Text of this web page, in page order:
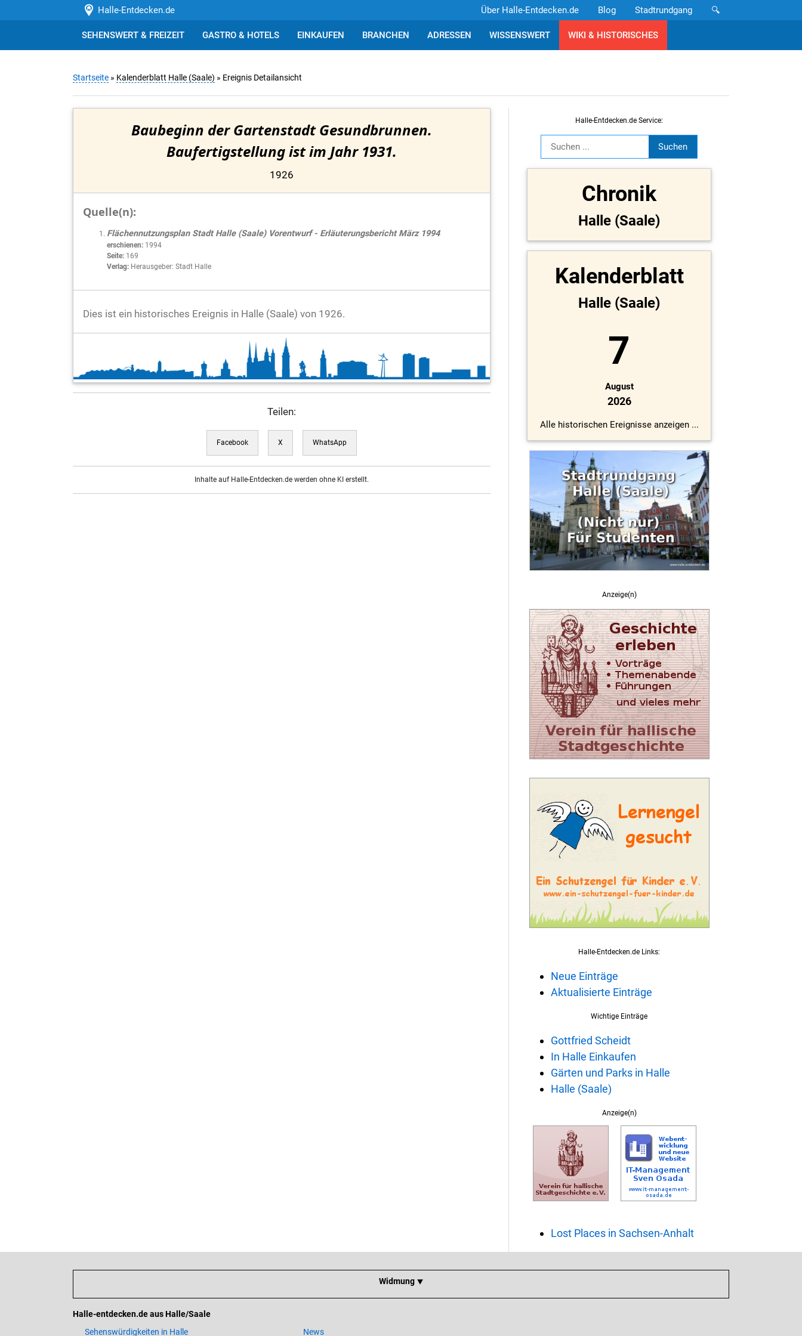
Halle-Entdecken.de 🔍
Stadtrundgang
Blog
Über Halle-Entdecken.de
SEHENSWERT & FREIZEIT GASTRO & HOTELS EINKAUFEN BRANCHEN ADRESSEN WISSENSWERT WIKI & HISTORISCHES
Startseite » Kalenderblatt Halle (Saale) » Ereignis Detailansicht
Baubeginn der Gartenstadt Gesundbrunnen.
Baufertigstellung ist im Jahr 1931.
1926
Quelle(n):
Flächennutzungsplan Stadt Halle (Saale) Vorentwurf - Erläuterungsbericht März 1994
erschienen: 1994
Seite: 169
Verlag: Herausgeber: Stadt Halle
Dies ist ein historisches Ereignis in Halle (Saale) von 1926.
Teilen:
Facebook X WhatsApp
Inhalte auf Halle-Entdecken.de werden ohne KI erstellt.
Halle-Entdecken.de Service:
Chronik
Halle (Saale)
Kalenderblatt
Halle (Saale)
7
August
2026
Alle historischen Ereignisse anzeigen ...
Anzeige(n)
Halle-Entdecken.de Links:
Neue Einträge
Aktualisierte Einträge
Wichtige Einträge
Gottfried Scheidt
In Halle Einkaufen
Gärten und Parks in Halle
Halle (Saale)
Anzeige(n)
Lost Places in Sachsen-Anhalt
Widmung ⯆
Halle-entdecken.de aus Halle/Saale
Sehenswürdigkeiten in Halle
News